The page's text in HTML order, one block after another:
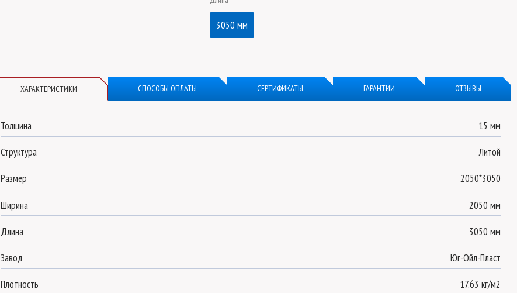
3050 мм
ХАРАКТЕРИСТИКИ СПОСОБЫ ОПЛАТЫ СЕРТИФИКАТЫ ГАРАНТИИ ОТЗЫВЫ
Толщина 15 мм
Структура Литой
Размер 2050*3050
Ширина 2050 мм
Длина 3050 мм
Завод Юг-Ойл-Пласт
Плотность 17.63 кг/м2
Монолитный поликарбонат Borrex
(стандарт) серый 15 мм 2,05х3,05 м
длина:3050 мм